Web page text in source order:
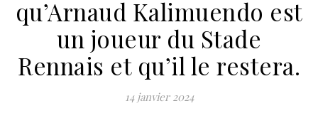
qu’Arnaud Kalimuendo est
un joueur du Stade
Rennais et qu’il le restera.
14 janvier 2024